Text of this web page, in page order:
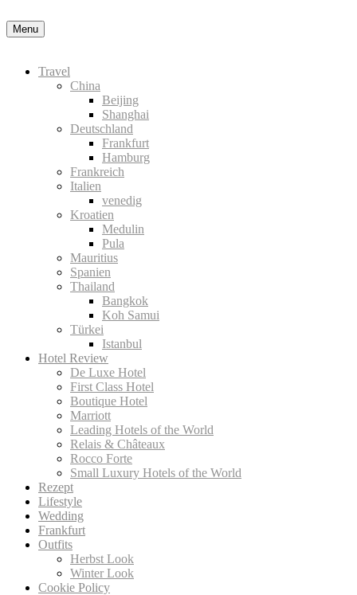
Menu
Travel
China
Beijing
Shanghai
Deutschland
Frankfurt
Hamburg
Frankreich
Italien
venedig
Kroatien
Medulin
Pula
Mauritius
Spanien
Thailand
Bangkok
Koh Samui
Türkei
Istanbul
Hotel Review
De Luxe Hotel
First Class Hotel
Boutique Hotel
Marriott
Leading Hotels of the World
Relais & Châteaux
Rocco Forte
Small Luxury Hotels of the World
Rezept
Lifestyle
Wedding
Frankfurt
Outfits
Herbst Look
Winter Look
Cookie Policy
Datenschutzerklärung